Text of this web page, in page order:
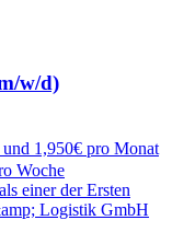
w/d)
1,950€ pro Monat
Woche
einer der Ersten
Logistik GmbH